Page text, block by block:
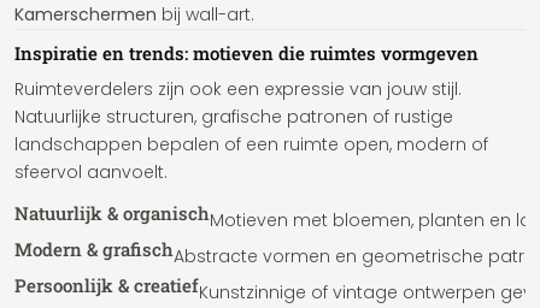
Kamerschermen bij wall-art.
Inspiratie en trends: motieven die ruimtes vormgeven
Ruimteverdelers zijn ook een expressie van jouw stijl.
Natuurlijke structuren, grafische patronen of rustige
landschappen bepalen of een ruimte open, modern of
sfeervol aanvoelt.
Natuurlijk & organischMotieven met bloemen, planten en
Modern & grafischAbstracte vormen en geometrische
Persoonlijk & creatiefKunstzinnige of vintage ontwerpen